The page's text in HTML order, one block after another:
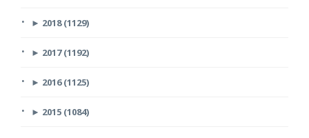
► 2018 (1129)
► 2017 (1192)
► 2016 (1125)
► 2015 (1084)